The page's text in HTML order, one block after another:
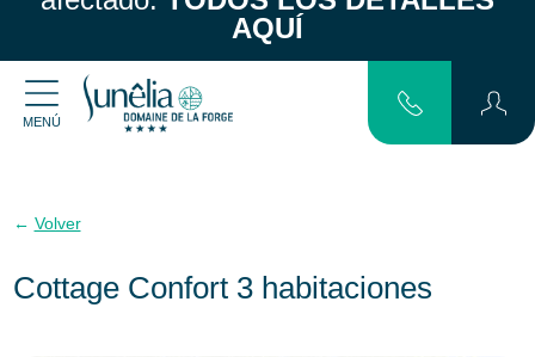
AQUÍ
MENÚ
Volver
Cottage Confort 3 habitaciones